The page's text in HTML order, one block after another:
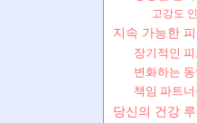
고강도
지속 가능한
장기적인
변화하는
책임 파트
당신의 건강